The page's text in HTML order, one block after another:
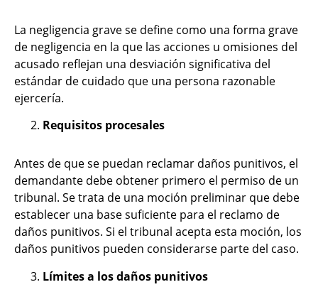
La negligencia grave se define como una forma grave
de negligencia en la que las acciones u omisiones del
acusado reflejan una desviación significativa del
estándar de cuidado que una persona razonable
ejercería.
Requisitos procesales
Antes de que se puedan reclamar daños punitivos, el
demandante debe obtener primero el permiso de un
tribunal. Se trata de una moción preliminar que debe
establecer una base suficiente para el reclamo de
daños punitivos. Si el tribunal acepta esta moción, los
daños punitivos pueden considerarse parte del caso.
Límites a los daños punitivos